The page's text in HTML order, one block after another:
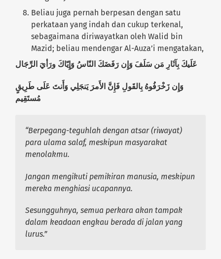
Beliau juga pernah berpesan dengan satu
perkataan yang indah dan cukup terkenal,
sebagaimana diriwayatkan oleh Walid bin
Mazid; beliau mendengar Al-Auza’i mengatakan,
عَلَيكَ بِآثَارِ مَن سَلَفَ وَإِن رَفَضَكَ النّاسُ وَإِيّاكَ ورَأيَ الرِّجَال
وَإِن زَخْرَفُوهُ بِالقَولِ فَإِنَّ الأَمرَ يَنجَلِي وَأَنتَ عَلَى طَرِيقٍ
مُستَقِيم
“Berpegang-teguhlah denganatsar(riwayat)
para ulama salaf, meskipun masyarakat
menolakmu.
Jangan mengikuti pemikiran manusia, meskipun
mereka menghiasi ucapannya.
Sesungguhnya, semua perkara akan tampak
dalam keadaan engkau berada di jalan yang
lurus.”